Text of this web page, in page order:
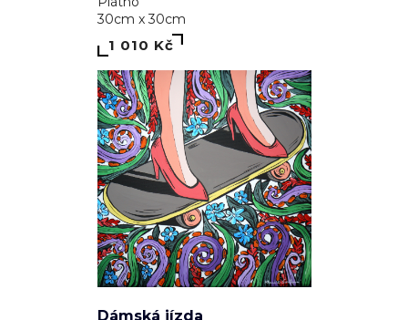
30cm x 30cm
1 010 Kč
Dámská jízda